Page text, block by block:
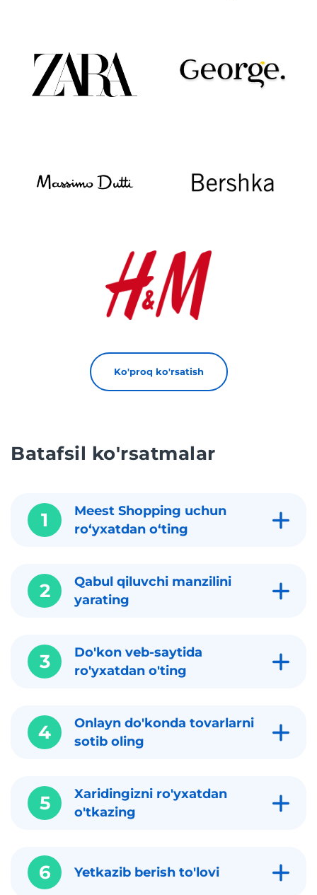
Ko'proq ko'rsatish
Batafsil ko'rsatmalar
1
Meest Shopping uchun
roʻyxatdan oʻting
2
Qabul qiluvchi manzilini
yarating
3
Do'kon veb-saytida
ro'yxatdan o'ting
4
Onlayn do'konda tovarlarni
sotib oling
5
Xaridingizni ro'yxatdan
o'tkazing
6 Yetkazib berish to'lovi